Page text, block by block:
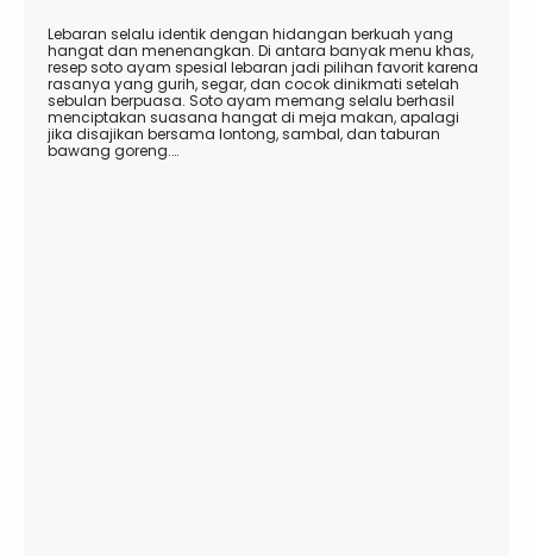
Lebaran selalu identik dengan hidangan berkuah yang
hangat dan menenangkan. Di antara banyak menu khas,
resep soto ayam spesial lebaran jadi pilihan favorit karena
rasanya yang gurih, segar, dan cocok dinikmati setelah
sebulan berpuasa. Soto ayam memang selalu berhasil
menciptakan suasana hangat di meja makan, apalagi
jika disajikan bersama lontong, sambal, dan taburan
bawang goreng.…